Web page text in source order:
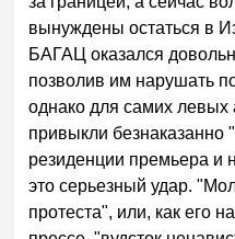
вынуждены остаться в
БАГАЦ оказался
позволив им нарушать
однако для самих левых
привыкли безнаказанно
резиденции премьера и
это серьезный удар.
протеста", или, как его